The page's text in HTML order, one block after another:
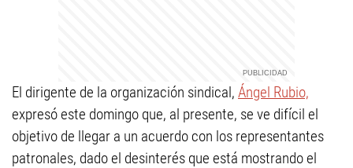
El dirigente de la organización sindical, Ángel Rubio,
expresó este domingo que, al presente, se ve difícil el
objetivo de llegar a un acuerdo con los representantes
patronales, dado el desinterés que está mostrando el